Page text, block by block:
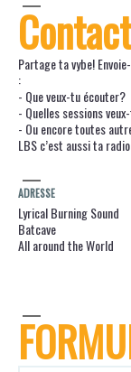
Partage ta vybe!
:
- Que veux-tu écouter?
- Quelles sessions
- Ou encore toutes
LBS c’est aussi ta radio.
ADRESSE
Lyrical Burning Sound
Batcave
All around the World